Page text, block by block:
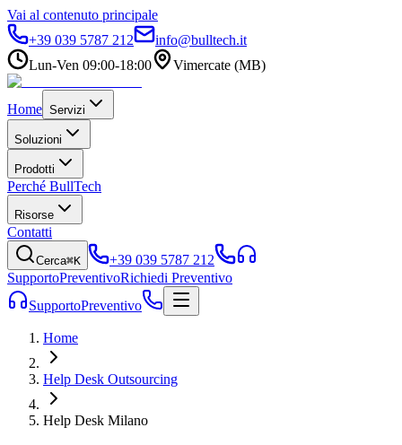
Vai al contenuto principale
+39 039 5787 212
info@bulltech.it
Lun-Ven 09:00-18:00
Vimercate (MB)
Home Servizi
Soluzioni
Prodotti
Perché BullTech
Risorse
Contatti
Cerca⌘K
+39 039 5787 212
SupportoPreventivoRichiedi Preventivo
SupportoPreventivo
Home
Help Desk Outsourcing
Help Desk Milano